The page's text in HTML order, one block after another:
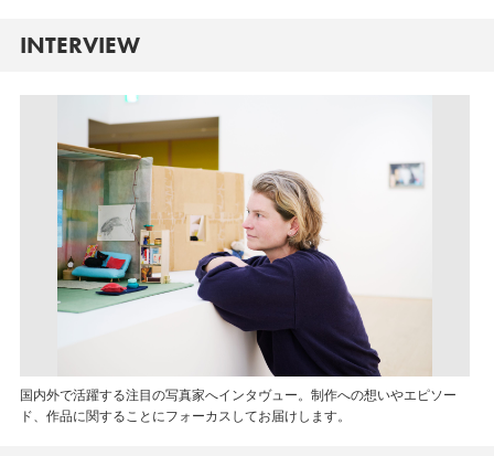
INTERVIEW
国内外で活躍する注目の写真家へインタヴュー。制作への想いやエピソー
ド、作品に関することにフォーカスしてお届けします。